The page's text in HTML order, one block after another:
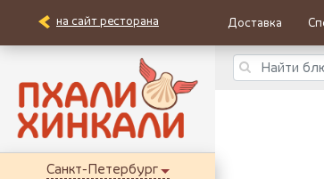
на сайт ресторана Доставка
Санкт-Петербург